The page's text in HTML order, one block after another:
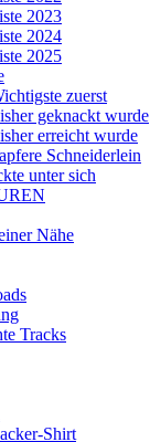
2023
2024
2025
zuerst
geknackt wurde
erreicht wurde
Schneiderlein
unter sich
Nähe
Tracks
Shirt